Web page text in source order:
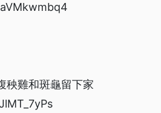
秧雞和斑龜留下家